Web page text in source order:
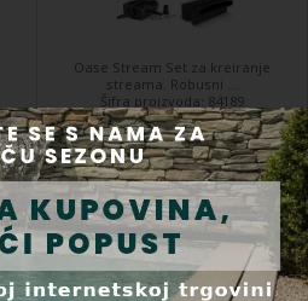
Oase Stream Set za kreiranje
streama. Robusni ...
Šifra proizvoda: 84189
1 705,54 €
Kupi
U roku 5 dana